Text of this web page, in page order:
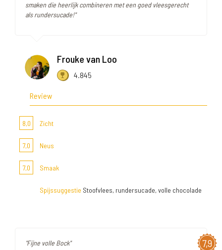
smaken die heerlijk combineren met een goed vleesgerecht
als rundersucade!"
Frouke van Loo
4.845
Review
8,0 Zicht
7,0 Neus
7,0 Smaak
Spijssuggestie Stoofvlees, rundersucade, volle chocolade
7,9
"Fijne volle Bock"